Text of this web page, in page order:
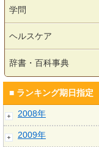
学問
ヘルスケア
辞書・百科事典
■ ランキング期日指定
2008年
2009年